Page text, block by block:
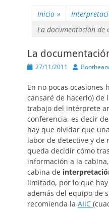
Inicio »
La documentación de
La
Publicado
27/11/2011 Autor
En no pocas ocasiones
cansaré de hacerlo) de
trabajo del intérprete
conferencia, es decir
hay que olvidar que
labor de detective y de
queda decidir cómo
información a la
cabina de
limitado, por lo que
además del equipo de
recomienda la AIIC